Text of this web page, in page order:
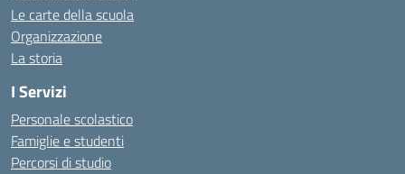
Le carte della scuola
Organizzazione
La storia
I Servizi
Personale scolastico
Famiglie e studenti
Percorsi di studio